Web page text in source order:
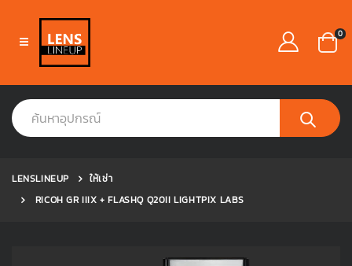
0
LENSLINEUP
ให้เช่า
RICOH GR IIIX + FLASHQ Q20II LIGHTPIX LABS